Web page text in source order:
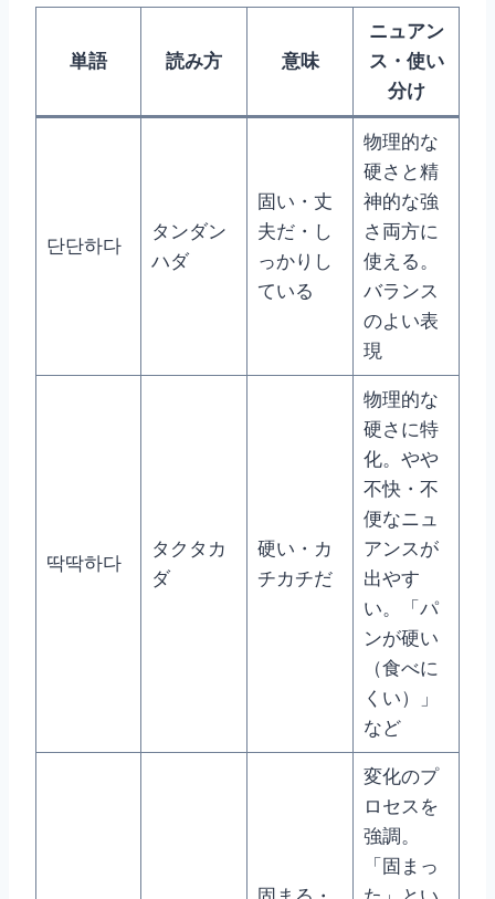
単語 読み方 意味
ニュアン
ス・使い
分け
단단하다
タンダン
ハダ
固い・丈
夫だ・し
っかりし
ている
物理的な
硬さと精
神的な強
さ両方に
使える。
バランス
のよい表
現
딱딱하다
タクタカ
ダ
硬い・カ
チカチだ
物理的な
硬さに特
化。やや
不快・不
便なニュ
アンスが
出やす
い。「パ
ンが硬い
（食べに
くい）」
など
変化のプ
ロセスを
強調。
「固まっ